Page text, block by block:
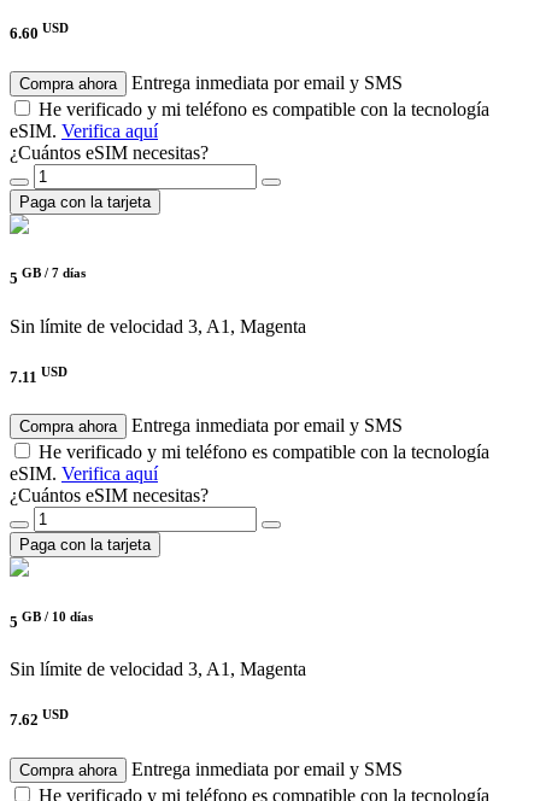
6.60 USD
Compra ahora
Entrega inmediata por email y SMS
He verificado y mi teléfono es compatible con la tecnología
eSIM. Verifica aquí
¿Cuántos eSIM necesitas?
Paga con la tarjeta
5 GB / 7 días
Sin límite de velocidad 3, A1, Magenta
7.11 USD
Compra ahora
Entrega inmediata por email y SMS
He verificado y mi teléfono es compatible con la tecnología
eSIM. Verifica aquí
¿Cuántos eSIM necesitas?
Paga con la tarjeta
5 GB / 10 días
Sin límite de velocidad 3, A1, Magenta
7.62 USD
Compra ahora
Entrega inmediata por email y SMS
He verificado y mi teléfono es compatible con la tecnología